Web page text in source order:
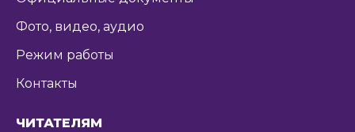
Фото, видео, аудио
Режим работы
Контакты
ЧИТАТЕЛЯМ